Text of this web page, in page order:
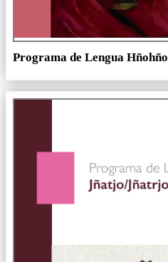
Programa de Lengua Hñohño